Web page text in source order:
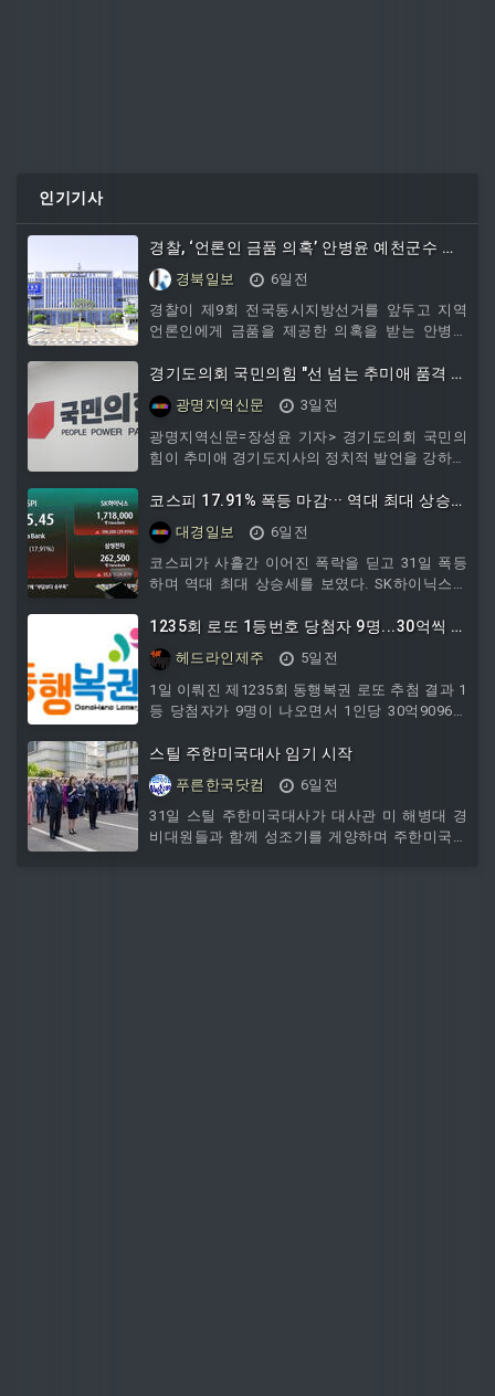
인기기사
경찰, ‘언론인 금품 의혹’ 안병윤 예천군수 영
장 신청경북일보
6일전
경찰이 제9회 전국동시지방선거를 앞두고 지역
언론인에게 금품을 제공한 의혹을 받는 안병윤
청 반부패수사2대는 31일 공직선거법 위반 혐의
로 안 군수에 대한 구속영장을 신청했다고 밝혔
다.경찰에 따르면 안 군수는 지방선거를 앞두고
선거구 내 언론
경기도의회 국민의힘 "선 넘는 추미애 품격 떨
어져...재정 비상부터 해결하라"
광명지역신문
3일전
광명지역신문=장성윤 기자> 경기도의회 국민의
힘이 추미애 경기도지사의 정치적 발언을 강하게
은 3일 입장문을 내고 "추미애 경기도지사의 정
제되지 않은 언사와 중앙 정치를 향한 과도한 개
입이 선을 넘고 있다"며 "도민의 삶을 최우선으
로 챙겨야 할 광역지방자치단체장이 본업인 도정
을 뒤로한 채 정치적 대립만 부추기고 있다"고 비
용하며 편 가르기식 정치에 나서는 모습은 경기
도민에게 실망과 분노를 안길 뿐"이라며 "지자체
장으로서의 품격은 물론 도정에
코스피 17.91% 폭등 마감··· 역대 최대 상승률
·상승폭 경신
대경일보
6일전
코스피가 사흘간 이어진 폭락을 딛고 31일 폭등
하며 역대 최대 상승세를 보였다. SK하이닉스는
는 미국 빅테크 기업들의 호실적으로 AI 투자 확
대에 대한 믿음이 회복된 데다, 코스피가 대대적
조정을 거치며 역사적 저평가 구간에 진입해 저
가 매수세가 유입된 영향으로 풀이된다.이날 코
스피는 전날보다 1001.89포인트 오른 6595.45로
시에 기록했다. 전날 5593.56에서 하루 만에
1000포인트 넘게 오른 것으로 하루 기준
1235회 로또 1등번호 당첨자 9명...30억씩 배
당
헤드라인제주
5일전
1일 이뤄진 제1235회 동행복권 로또 추첨 결과 1
등 당첨자가 9명이 나오면서 1인당 30억9096만
'6, 7 ,11, 15, 39, 43'으로 결정됐다. 2등 보너스번
호는 '20'.5개 번호와 보너스 숫자를 맞힌 2등은
82명이 나오면서 1인당 각각 5654만1981원씩
받게 됐다.5개 번호를 맞힌 3등은 2859명으로
162만1701원씩 지급된다.4개 번호를 맞힌 4등은
스틸 주한미국대사 임기 시작
푸른한국닷컴
6일전
31일 스틸 주한미국대사가 대사관 미 해병대 경
비대원들과 함께 성조기를 게양하며 주한미국대